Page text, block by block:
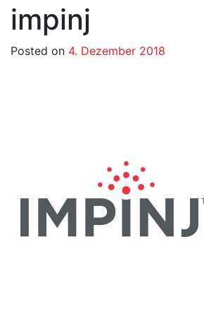
impinj
Posted on 4. Dezember 2018